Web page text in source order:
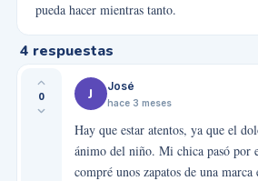
pueda hacer mientras tanto.
4 respuestas
0 J José
hace 3 meses
Hay que estar atentos, ya que el
ánimo del niño. Mi chica pasó por
compré unos zapatos de una marca